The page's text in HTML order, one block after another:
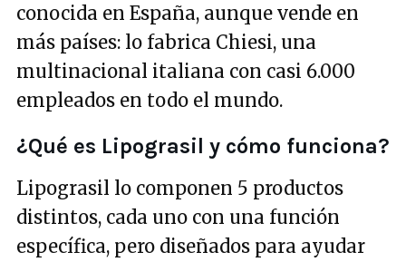
conocida en España, aunque vende en
más países: lo fabrica Chiesi, una
multinacional italiana con casi 6.000
empleados en todo el mundo.
¿Qué es Lipograsil y cómo funciona?
Lipograsil lo componen 5 productos
distintos, cada uno con una función
específica, pero diseñados para ayudar